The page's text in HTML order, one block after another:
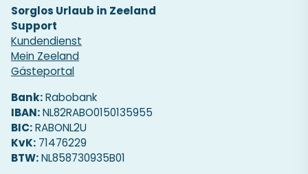
Sorglos Urlaub in Zeeland
Support
Kundendienst
Mein Zeeland
Gästeportal
Bank:Rabobank
IBAN:NL82RABO0150135955
BIC:RABONL2U
KvK: 71476229
BTW:NL858730935B01